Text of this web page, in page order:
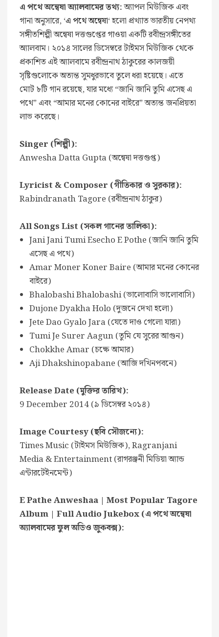
এ পথে অন্বেষা অ্যালবামের তথ্য:অ্যাপল মিউজিক এবং
গানা অনুসারে, ‘এ পথে অন্বেষা‘ হলো প্রখ্যাত ভারতীয় নেপথ্য
সঙ্গীতশিল্পী অন্বেষা দত্তগুপ্তের গাওয়া একটি রবীন্দ্রসঙ্গীতের
অ্যালবাম। ২০১৪ সালের ডিসেম্বরে টাইমস মিউজিক থেকে
প্রকাশিত এই অ্যালবামে রবীন্দ্রনাথ ঠাকুরের কালজয়ী
সৃষ্টিগুলোকে অত্যন্ত সুমধুরভাবে তুলে ধরা হয়েছে। এতে
মোট ৮টি গান রয়েছে, যার মধ্যে “জানি জানি তুমি এসেছ এ
পথে” এবং “আমার মনের কোনের বাইরে” অত্যন্ত জনপ্রিয়তা
লাভ করেছে।
Singer (শিল্পী):
Anwesha Datta Gupta (অন্বেষা দত্তগুপ্ত)
Lyricist & Composer (গীতিকার ও সুরকার):
Rabindranath Tagore (রবীন্দ্রনাথ ঠাকুর)
All Songs List (সকল গানের তালিকা):
Jani Jani Tumi Esecho E Pothe (জানি জানি তুমি
এসেছ এ পথে)
Amar Moner Koner Baire (আমার মনের কোনের
বাইরে)
Bhalobashi Bhalobashi (ভালোবাসি ভালোবাসি)
Dujone Dyakha Holo (দুজনে দেখা হলো)
Jete Dao Gyalo Jara (যেতে দাও গেলো যারা)
Tumi Je Surer Aagun (তুমি যে সুরের আগুন)
Chokkhe Amar (চক্ষে আমার)
Aji Dhakshinopabane (আজি দখিনপবনে)
Release Date (মুক্তির তারিখ):
9 December 2014 (৯ ডিসেম্বর ২০১৪)
Image Courtesy (ছবি সৌজন্যে):
Times Music (টাইমস মিউজিক), Ragranjani
Media & Entertainment (রাগরঞ্জনী মিডিয়া অ্যান্ড
এন্টারটেইনমেন্ট)
E Pathe Anweshaa | Most Popular Tagore
Album | Full Audio Jukebox (এ পথে অন্বেষা
অ্যালবামের ফুল অডিও জুকবক্স):